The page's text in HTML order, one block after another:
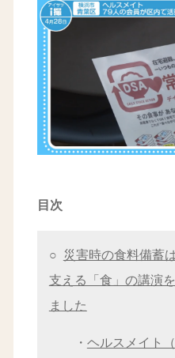
目次
○ 災害時の食料備蓄
支える「食」の講演
ました
・ ヘルスメイト